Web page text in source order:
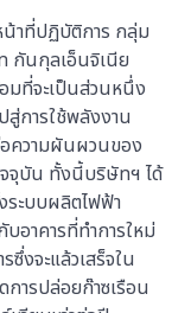
น้าที่ปฏิบัติการ กลุ่ม
กันกุลเอ็นจิเนีย
มที่จะเป็นส่วนหนึ่ง
การใช้พลังงาน
ความผันผวนของ
จุบัน ทั้งนี้บริษัทฯ ได้
ระบบผลิตไฟฟ้า
อาคารที่ทำการใหม่
งจะแล้วเสร็จใน
ารปล่อยก๊าซเรือน